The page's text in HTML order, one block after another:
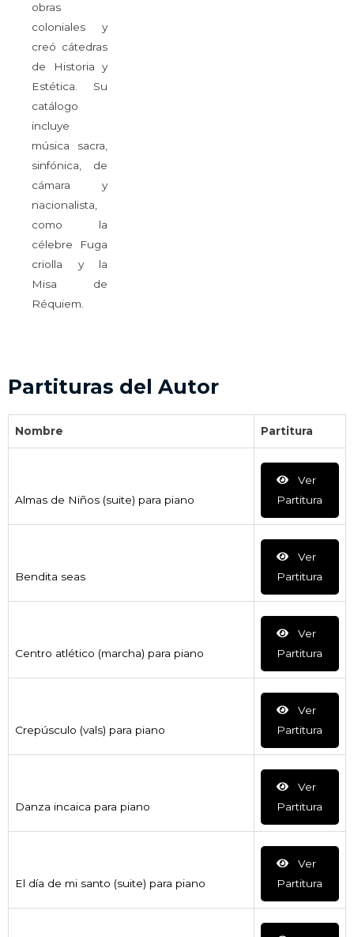
obras
coloniales y
creó cátedras
de Historia y
Estética. Su
catálogo
incluye
música sacra,
sinfónica, de
cámara y
nacionalista,
como la
célebre Fuga
criolla y la
Misa de
Réquiem.
Partituras del Autor
Nombre Partitura
Almas de Niños (suite) para piano
Ver
Partitura
Bendita seas
Ver
Partitura
Centro atlético (marcha) para piano
Ver
Partitura
Crepúsculo (vals) para piano
Ver
Partitura
Danza incaica para piano
Ver
Partitura
El día de mi santo (suite) para piano
Ver
Partitura